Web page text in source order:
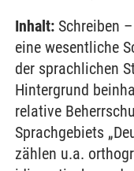
Inhalt: Schreiben
eine wesentliche
der sprachlichen
Hintergrund
relative
Sprachgebiets
zählen u.a.